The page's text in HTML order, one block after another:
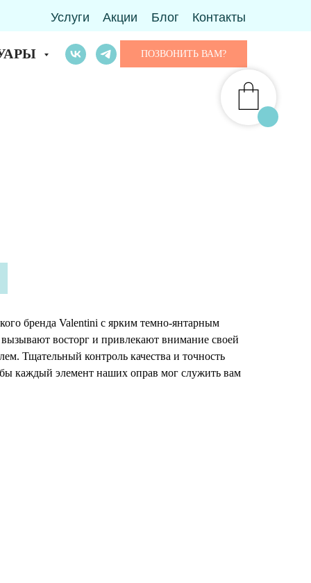
Акции
Услуги Блог Контакты
ПОЗВОНИТЬ ВАМ?
бренда Valentini с ярким темно-янтарным
восторг и привлекают внимание своей
Тщательный контроль качества и точность
каждый элемент наших оправ мог служить вам